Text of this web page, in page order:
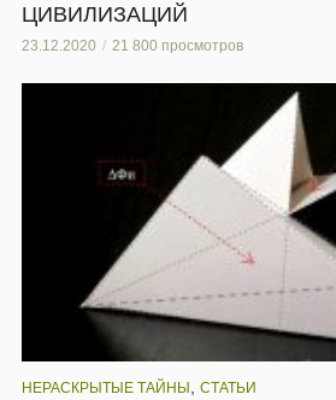
ЦИВИЛИЗАЦИЙ
23.12.2020 21 800 просмотров
НЕРАСКРЫТЫЕ ТАЙНЫ СТАТЬИ